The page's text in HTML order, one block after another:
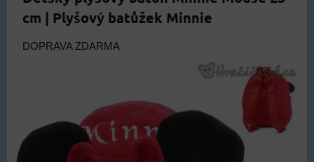
cm | Plyšový batůžek Minnie
DOPRAVA ZDARMA